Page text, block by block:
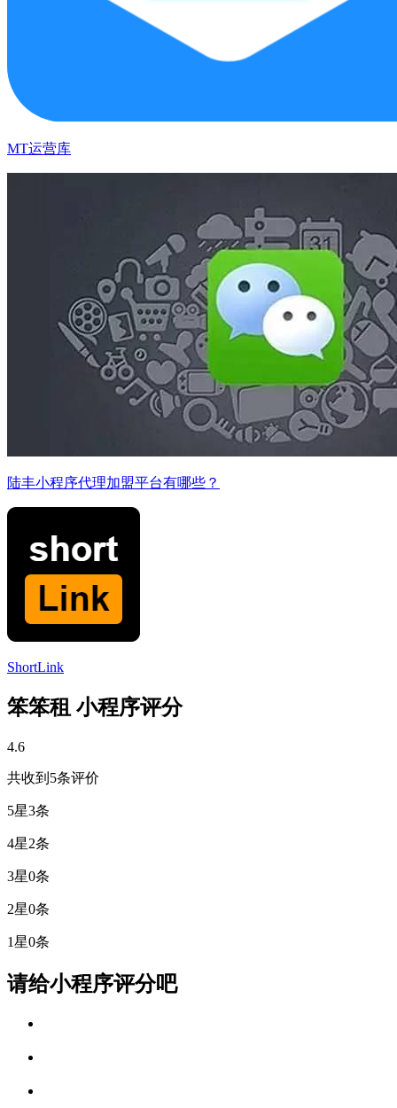
MT运营库
陆丰小程序代理加盟平台有哪些？
ShortLink
笨笨租 小程序评分
4.6
共收到5条评价
5星3条
4星2条
3星0条
2星0条
1星0条
请给小程序评分吧